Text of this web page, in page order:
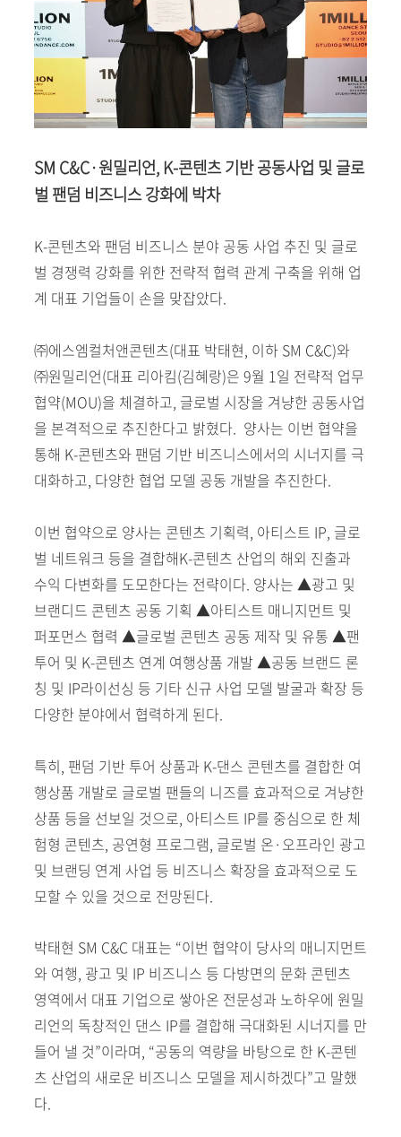
SM C&C·원밀리언, K-콘텐츠 기반 공동사업 및 글로
벌 팬덤 비즈니스 강화에 박차
K-콘텐츠와 팬덤 비즈니스 분야 공동 사업 추진 및 글로
벌 경쟁력 강화를 위한 전략적 협력 관계 구축을 위해 업
계 대표 기업들이 손을 맞잡았다.
㈜에스엠컬처앤콘텐츠(대표 박태현, 이하 SM C&C)와
㈜원밀리언(대표 리아킴(김혜랑)은 9월 1일 전략적 업무
협약(MOU)을 체결하고, 글로벌 시장을 겨냥한 공동사업
을 본격적으로 추진한다고 밝혔다. 양사는 이번 협약을
통해 K-콘텐츠와 팬덤 기반 비즈니스에서의 시너지를 극
대화하고, 다양한 협업 모델 공동 개발을 추진한다.
이번 협약으로 양사는 콘텐츠 기획력, 아티스트 IP, 글로
벌 네트워크 등을 결합해K-콘텐츠 산업의 해외 진출과
수익 다변화를 도모한다는 전략이다. 양사는 ▲광고 및
브랜디드 콘텐츠 공동 기획 ▲아티스트 매니지먼트 및
퍼포먼스 협력 ▲글로벌 콘텐츠 공동 제작 및 유통 ▲팬
투어 및 K-콘텐츠 연계 여행상품 개발 ▲공동 브랜드 론
칭 및 IP라이선싱 등 기타 신규 사업 모델 발굴과 확장 등
다양한 분야에서 협력하게 된다.
특히, 팬덤 기반 투어 상품과 K-댄스 콘텐츠를 결합한 여
행상품 개발로 글로벌 팬들의 니즈를 효과적으로 겨냥한
상품 등을 선보일 것으로, 아티스트 IP를 중심으로 한 체
험형 콘텐츠, 공연형 프로그램, 글로벌 온·오프라인 광고
및 브랜딩 연계 사업 등 비즈니스 확장을 효과적으로 도
모할 수 있을 것으로 전망된다.
박태현 SM C&C 대표는 “이번 협약이 당사의 매니지먼트
와 여행, 광고 및 IP 비즈니스 등 다방면의 문화 콘텐츠
영역에서 대표 기업으로 쌓아온 전문성과 노하우에 원밀
리언의 독창적인 댄스 IP를 결합해 극대화된 시너지를 만
들어 낼 것”이라며, “공동의 역량을 바탕으로 한 K-콘텐
츠 산업의 새로운 비즈니스 모델을 제시하겠다”고 말했
다.